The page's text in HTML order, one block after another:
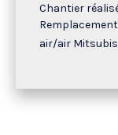
Chantier
air/air